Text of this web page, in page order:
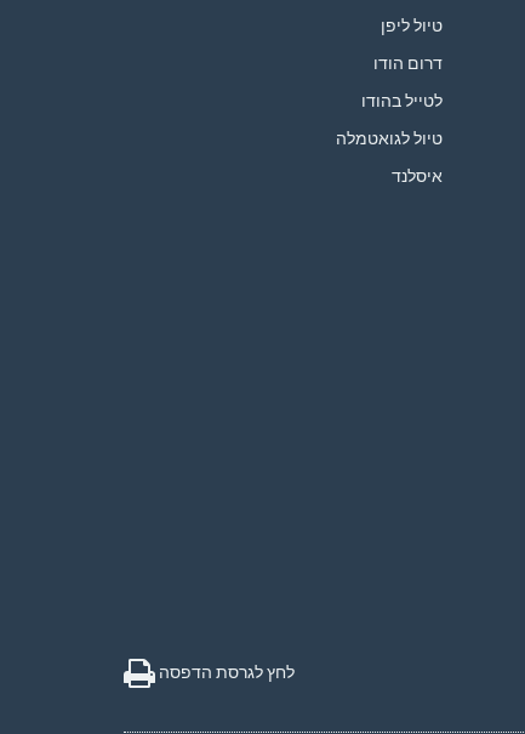
טיול ליפן
דרום הודו
לטייל בהודו
טיול לגואטמלה
איסלנד
לחץ לגרסת הדפסה